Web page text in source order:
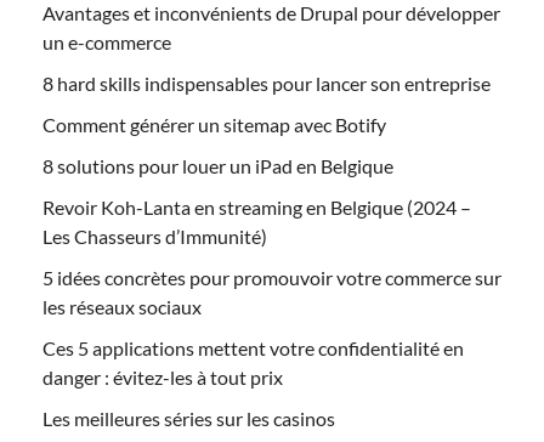
Avantages et inconvénients de Drupal pour développer
un e-commerce
8 hard skills indispensables pour lancer son entreprise
Comment générer un sitemap avec Botify
8 solutions pour louer un iPad en Belgique
Revoir Koh-Lanta en streaming en Belgique (2024 –
Les Chasseurs d’Immunité)
5 idées concrètes pour promouvoir votre commerce sur
les réseaux sociaux
Ces 5 applications mettent votre confidentialité en
danger : évitez-les à tout prix
Les meilleures séries sur les casinos